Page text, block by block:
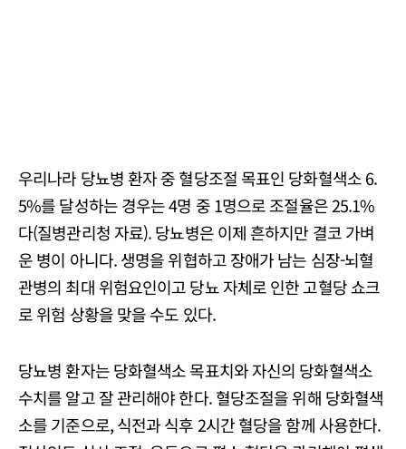
우리나라 당뇨병 환자 중 혈당조절 목표인 당화혈색소 6.
5%를 달성하는 경우는 4명 중 1명으로 조절율은 25.1%
다(질병관리청 자료). 당뇨병은 이제 흔하지만 결코 가벼
운 병이 아니다. 생명을 위협하고 장애가 남는 심장-뇌혈
관병의 최대 위험요인이고 당뇨 자체로 인한 고혈당 쇼크
로 위험 상황을 맞을 수도 있다.
당뇨병 환자는 당화혈색소 목표치와 자신의 당화혈색소
수치를 알고 잘 관리해야 한다. 혈당조절을 위해 당화혈색
소를 기준으로, 식전과 식후 2시간 혈당을 함께 사용한다.